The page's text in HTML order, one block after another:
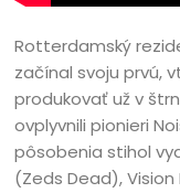
Rotterdamský
začínal svoju prvú,
produkovať už v
ovplyvnili pionieri
pôsobenia stihol
(Zeds Dead), Vision